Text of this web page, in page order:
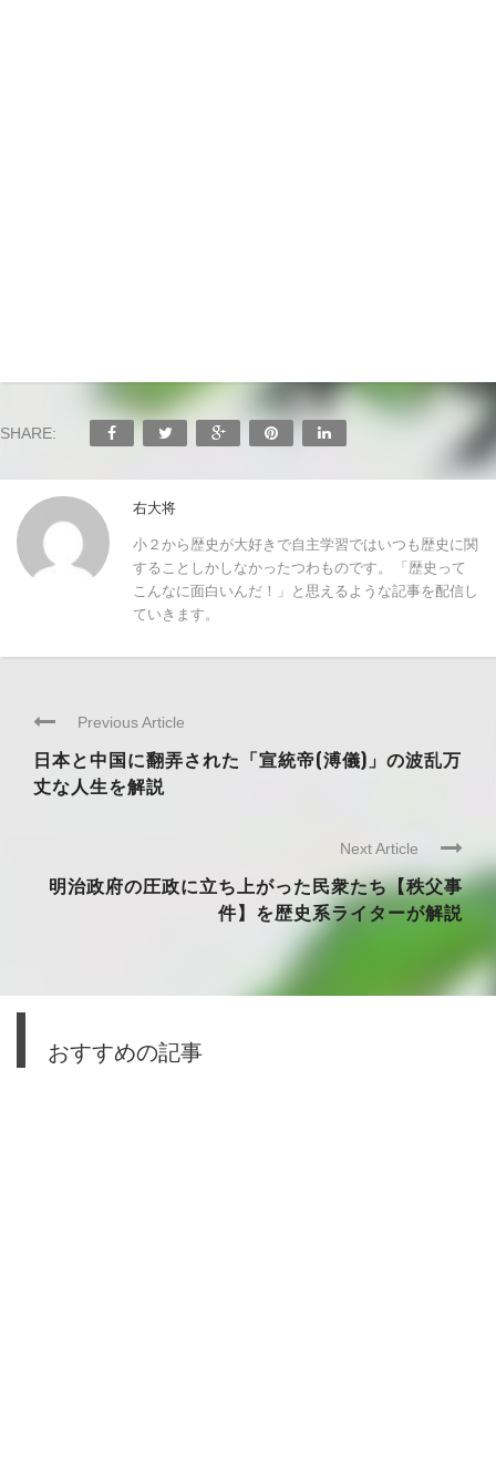
SHARE:
右大将
小２から歴史が大好きで自主学習ではいつも歴史に関
することしかしなかったつわものです。 「歴史って
こんなに面白いんだ！」と思えるような記事を配信し
ていきます。
Previous Article
日本と中国に翻弄された「宣統帝(溥儀)」の波乱万
丈な人生を解説
Next Article
明治政府の圧政に立ち上がった民衆たち【秩父事
件】を歴史系ライターが解説
おすすめの記事